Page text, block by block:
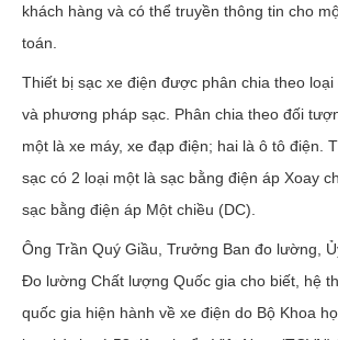
khách hàng và có thể truyền thông tin cho
toán.
Thiết bị sạc xe điện được phân chia theo
và phương pháp sạc. Phân chia theo đối
một là xe máy, xe đạp điện; hai là ô tô điện.
sạc có 2 loại một là sạc bằng điện áp Xoay
sạc bằng điện áp Một chiều (DC).
Ông Trần Quý Giầu, Trưởng Ban đo lường,
Đo lường Chất lượng Quốc gia cho biết, hệ
quốc gia hiện hành về xe điện do Bộ Khoa